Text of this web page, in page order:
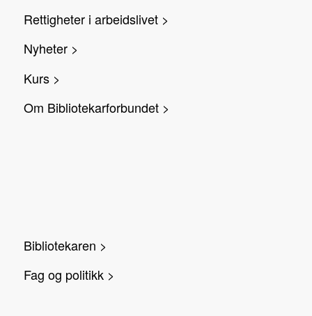
Rettigheter i arbeidslivet >
Nyheter >
Kurs >
Om Bibliotekarforbundet >
Bibliotekaren >
Fag og politikk >